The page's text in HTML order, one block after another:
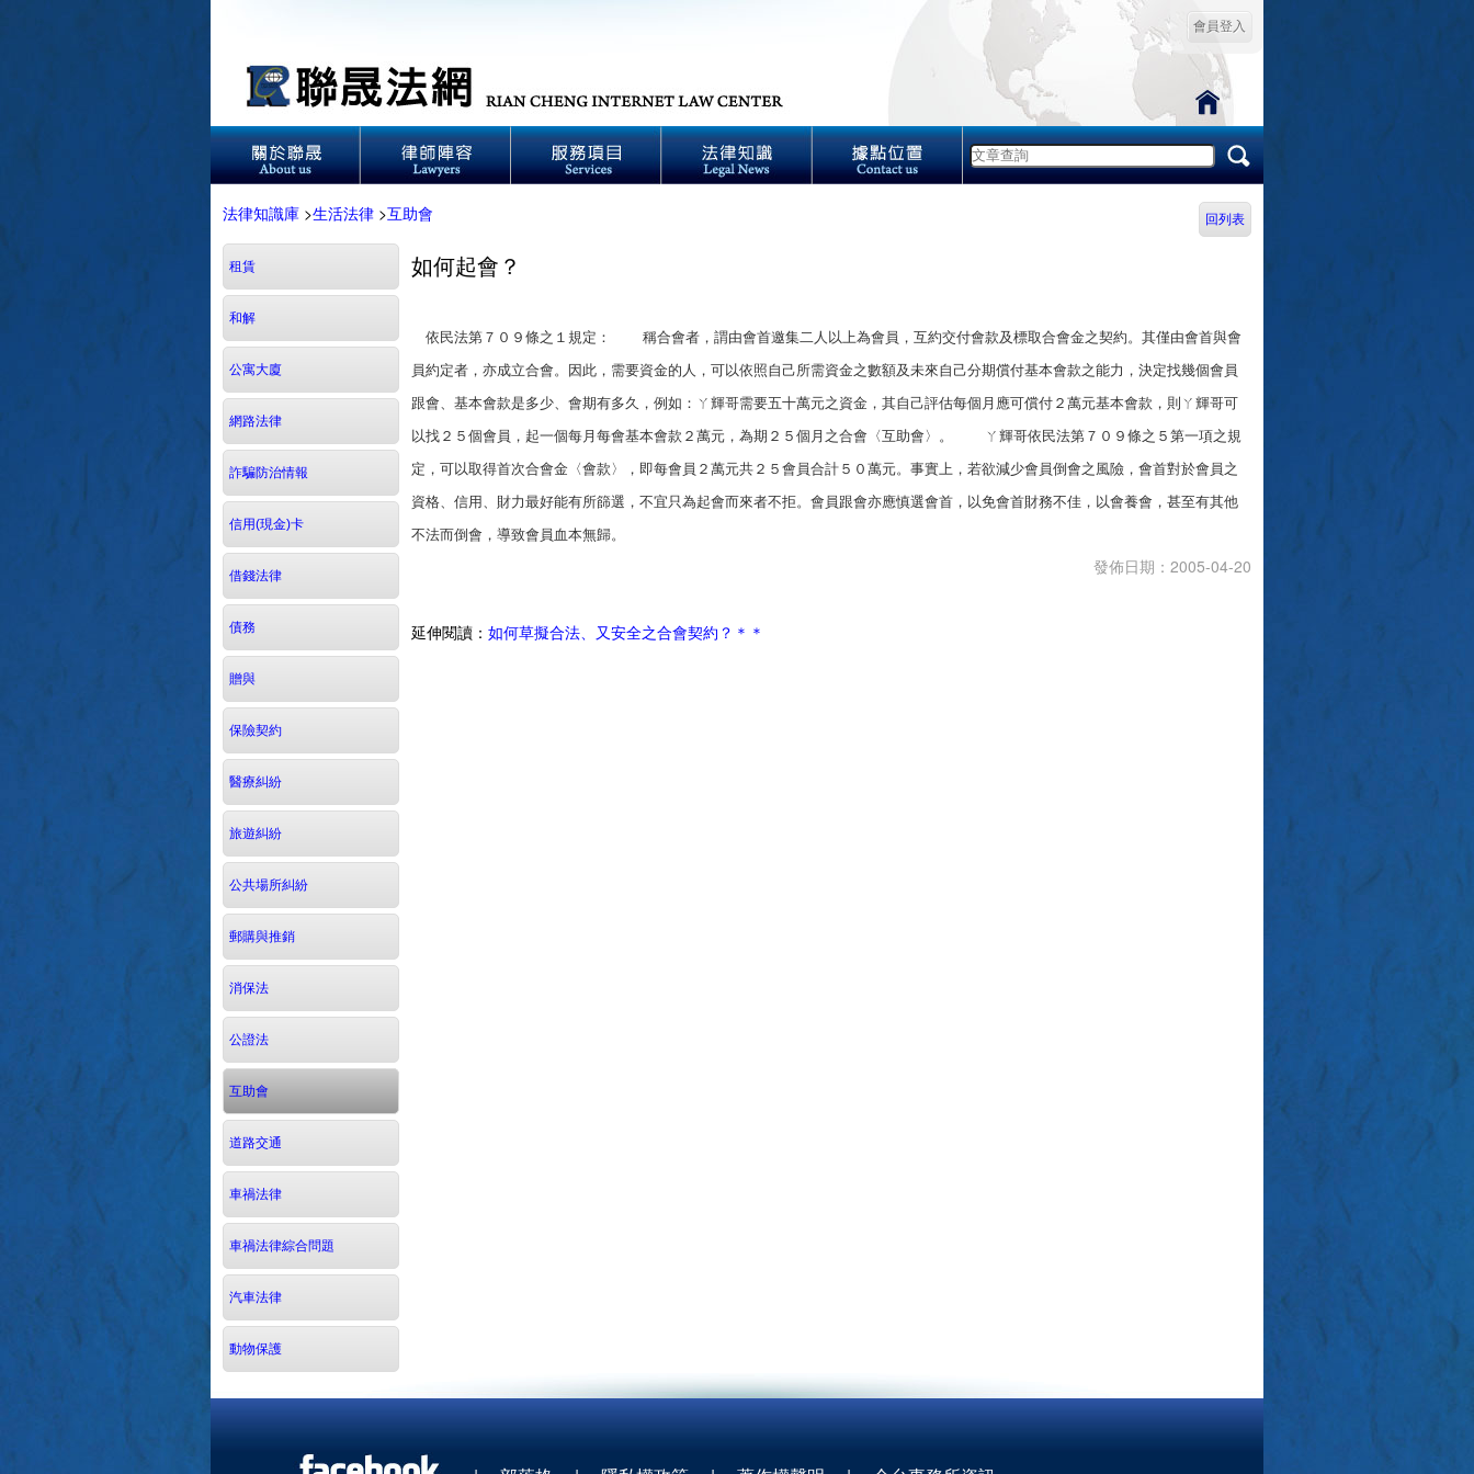
會員登入
法律知識庫 >生活法律 >互助會 回列表
租賃
和解
公寓大廈
網路法律
詐騙防治情報
信用(現金)卡
借錢法律
債務
贈與
保險契約
醫療糾紛
旅遊糾紛
公共場所糾紛
郵購與推銷
消保法
公證法
互助會
道路交通
車禍法律
車禍法律綜合問題
汽車法律
動物保護
如何起會？
依民法第７０９條之１規定： 稱合會者，謂由會首邀集二人以上為會員，互約交付會款及標取合會金之契約。其僅由會首與會
員約定者，亦成立合會。因此，需要資金的人，可以依照自己所需資金之數額及未來自己分期償付基本會款之能力，決定找幾個會員
跟會、基本會款是多少、會期有多久，例如：ㄚ輝哥需要五十萬元之資金，其自己評估每個月應可償付２萬元基本會款，則ㄚ輝哥可
以找２５個會員，起一個每月每會基本會款２萬元，為期２５個月之合會〈互助會〉。 ㄚ輝哥依民法第７０９條之５第一項之規
定，可以取得首次合會金〈會款〉，即每會員２萬元共２５會員合計５０萬元。事實上，若欲減少會員倒會之風險，會首對於會員之
資格、信用、財力最好能有所篩選，不宜只為起會而來者不拒。會員跟會亦應慎選會首，以免會首財務不佳，以會養會，甚至有其他
不法而倒會，導致會員血本無歸。
發佈日期：2005-04-20
延伸閱讀： 如何草擬合法、又安全之合會契約？＊＊